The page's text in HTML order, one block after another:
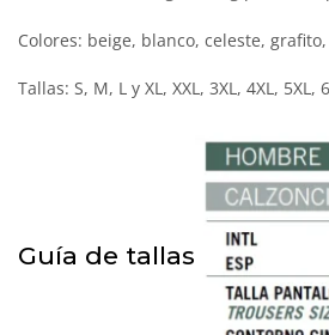
Colores: beige, blanco, celeste,
Tallas: S, M, L y XL, XXL, 3XL, 4XL, 5XL,
Guía de tallas